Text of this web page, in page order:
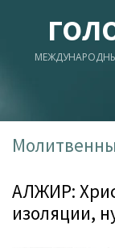
АЛЖИР:
изоляции,